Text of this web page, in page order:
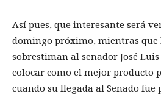
Así pues, que interesante será
domingo próximo, mientras que
sobrestiman al senador José
colocar como el mejor producto
cuando su llegada al Senado fue